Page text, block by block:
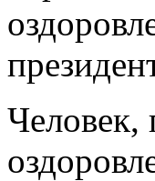
Человек,